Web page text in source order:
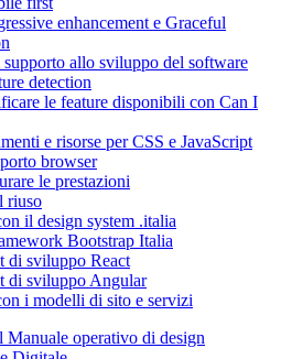
enhancement e Graceful
allo sviluppo del software
detection
le feature disponibili con Can I
e risorse per CSS e JavaScript
browser
le prestazioni
riuso
il design system .italia
Bootstrap Italia
di sviluppo React
di sviluppo Angular
i modelli di sito e servizi
Manuale operativo di design